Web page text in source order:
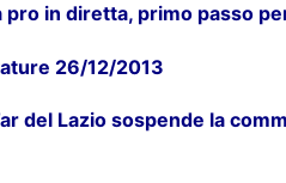
pro in diretta, primo passo
26/12/2013
del Lazio sospende la